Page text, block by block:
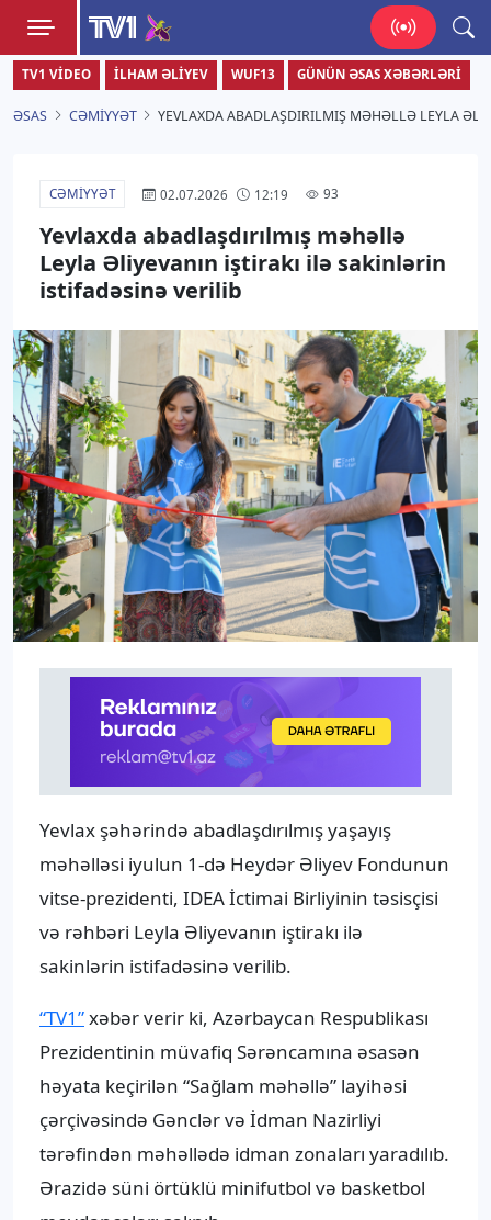
TV1
Zamanı bizimlə yaşa!
TV1 VIDEO İLHAM ƏLIYEV WUF13 GÜNÜN ƏSAS XƏBƏRLƏRI
ƏSAS CƏMIYYƏT YEVLAXDA ABADLAŞDIRILMIŞ MƏHƏLLƏ LEYLA
CƏMIYYƏT 02.07.2026 12:19 93
Yevlaxda abadlaşdırılmış məhəllə
Leyla Əliyevanın iştirakı ilə sakinlərin
istifadəsinə verilib
Yevlax şəhərində abadlaşdırılmış yaşayış
məhəlləsi iyulun 1-də Heydər Əliyev Fondunun
vitse-prezidenti, IDEA İctimai Birliyinin təsisçisi
və rəhbəri Leyla Əliyevanın iştirakı ilə
sakinlərin istifadəsinə verilib.
“TV1”xəbər verir ki, Azərbaycan Respublikası
Prezidentinin müvafiq Sərəncamına əsasən
həyata keçirilən “Sağlam məhəllə” layihəsi
çərçivəsində Gənclər və İdman Nazirliyi
tərəfindən məhəllədə idman zonaları yaradılıb.
Ərazidə süni örtüklü minifutbol və basketbol